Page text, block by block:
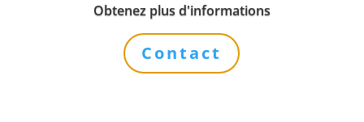
Obtenez plus d'informations
Contact